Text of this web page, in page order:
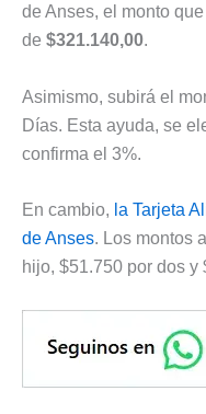
de Anses, el monto
de $321.140,00.
Asimismo, subirá el
Días. Esta ayuda, se
confirma el 3%.
En cambio, la Tarjeta
de Anses. Los montos
hijo, $51.750 por dos y